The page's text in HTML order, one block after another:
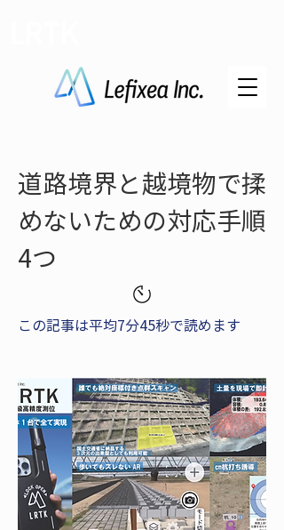
道路境界と越境物で揉
めないための対応手順
4つ
この記事は平均7分45秒で読めます